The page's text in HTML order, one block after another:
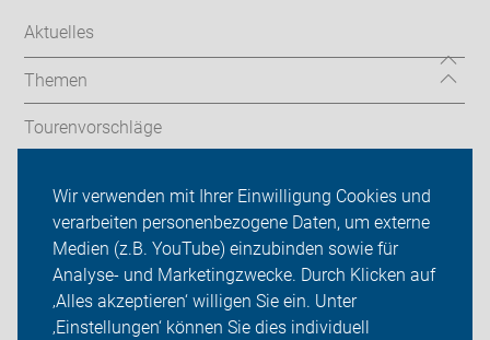
Wir verwenden mit Ihrer Einwilligung Cookies und
verarbeiten personenbezogene Daten, um externe
Medien (z.B. YouTube) einzubinden sowie für
Analyse- und Marketingzwecke. Durch Klicken auf
‚Alles akzeptieren‘ willigen Sie ein. Unter
‚Einstellungen‘ können Sie dies individuell
Aktuelles
Themen
Tourenvorschläge
ADFC Donau-Ries
Sei dabei
Presse